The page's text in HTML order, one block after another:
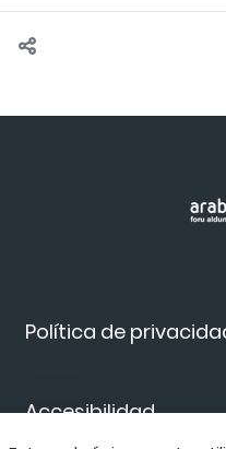
Política de
Accesibilidad